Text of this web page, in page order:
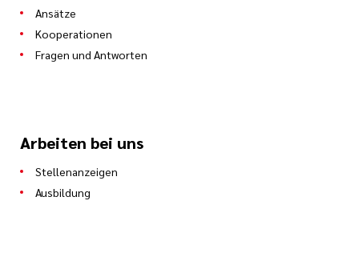
Ansätze
Kooperationen
Fragen und Antworten
Arbeiten bei uns
Stellenanzeigen
Ausbildung